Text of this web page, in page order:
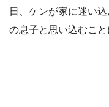
日、ケンが家に迷い
の息子と思い込むこと